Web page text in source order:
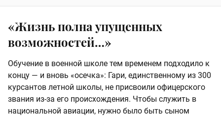
«Жизнь полна упущенных
возможностей…»
Обучение в военной школе тем временем подходило к
концу — и вновь «осечка»: Гари, единственному из 300
курсантов летной школы, не присвоили офицерского
звания из-за его происхождения. Чтобы служить в
национальной авиации, нужно было быть сыном